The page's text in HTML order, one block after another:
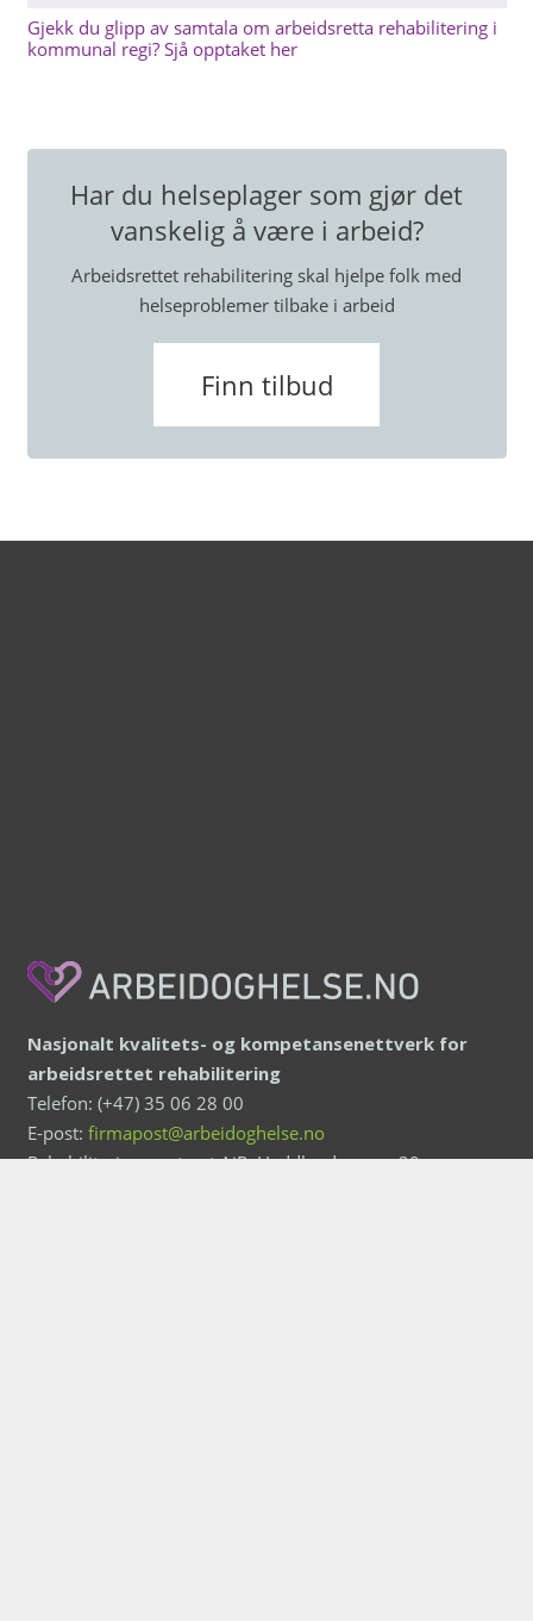
Gjekk du glipp av samtala om arbeidsretta rehabilitering i
kommunal regi? Sjå opptaket her
Har du helseplager som gjør det
vanskelig å være i arbeid?
Arbeidsrettet rehabilitering skal hjelpe folk med
helseproblemer tilbake i arbeid
Finn tilbud
Nasjonalt kvalitets- og kompetansenettverk for
arbeidsrettet rehabilitering
Telefon: (+47) 35 06 28 00
E-post: firmapost@arbeidoghelse.no
Rehabiliteringssenteret AiR, Haddlandsvegen 20,